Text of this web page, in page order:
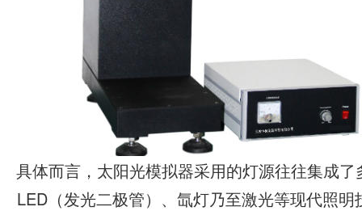
具体而言，太阳光模拟器采用的灯源往往集成
LED（发光二极管）、氙灯乃至激光等现代照